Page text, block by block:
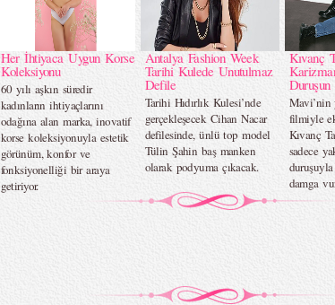
Her İhtiyaca Uygun Korse
Koleksiyonu
60 yılı aşkın süredir
kadınların ihtiyaçlarını
odağına alan marka, inovatif
korse koleksiyonuyla estetik
görünüm, konfor ve
fonksiyonelliği bir araya
getiriyor.
Antalya Fashion Week
Tarihi Kulede Unutulmaz
Defile
Tarihi Hıdırlık Kulesi’nde
gerçekleşecek Cihan Nacar
defilesinde, ünlü top model
Tülin Şahin baş manken
olarak podyuma çıkacak.
Kıvanç
Mavi’nin
filmiyle
Kıvanç
sadece
damga